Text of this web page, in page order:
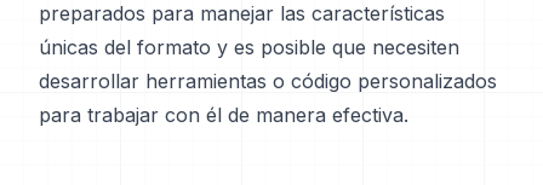
preparados para manejar las características
únicas del formato y es posible que necesiten
desarrollar herramientas o código personalizados
para trabajar con él de manera efectiva.